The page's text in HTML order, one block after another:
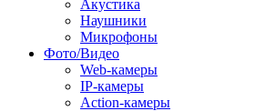
Акустика
Наушники
Микрофоны
Фото/Видео
Web-камеры
IP-камеры
Action-камеры